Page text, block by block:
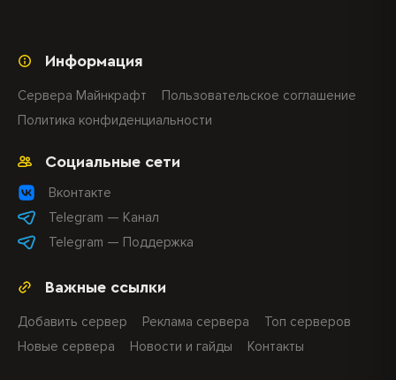
Важные ссылки
Добавить сервер Реклама сервера
Топ серверов
Новые сервера
Новости и гайды Контакты
Социальные сети
Вконтакте
Telegram — Канал
Telegram — Поддержка
Информация
Сервера Майнкрафт
Пользовательское соглашение
Политика конфиденциальности